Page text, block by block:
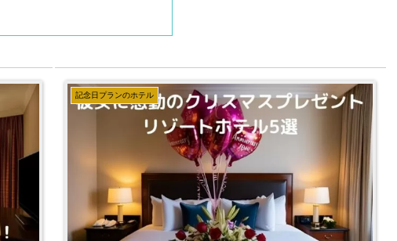
記念日プランのホテル